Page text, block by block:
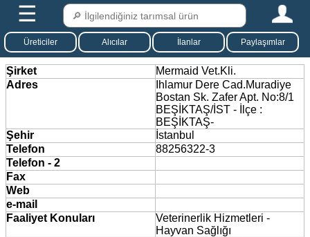
☰
Üreticiler Alıcılar İlanlar Paylaşımlar
Şirket
Mermaid Vet.Kli.
Adres
Ihlamur Dere Cad.Muradiye
Bostan Sk. Zafer Apt. No:8/1
BEŞİKTAŞ/İST - İlçe :
BEŞİKTAŞ-
Şehir
İstanbul
Telefon
88256322-3
Telefon - 2
Fax
Web
e-mail
Faaliyet Konuları
Veterinerlik Hizmetleri -
Hayvan Sağlığı